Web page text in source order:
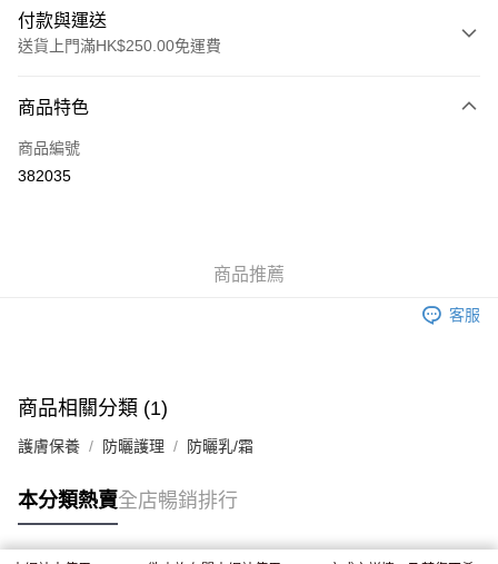
付款與運送
送貨上門滿HK$250.00免運費
信用卡
Apple Pay
付款後門市自取，訂單確認後2-4個工作天到店，7天內取。逾期後
商品特色
商品編號
382035
商品推薦
客服
商品相關分類 (1)
護膚保養 防曬護理 防曬乳/霜
本分類熱賣全店暢銷排行